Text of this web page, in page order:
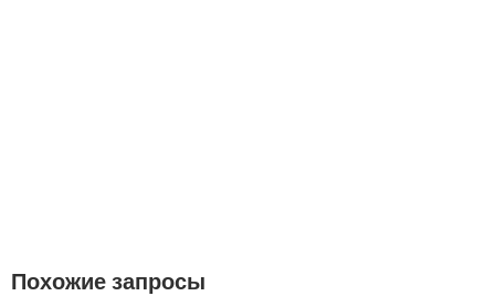
Похожие запросы